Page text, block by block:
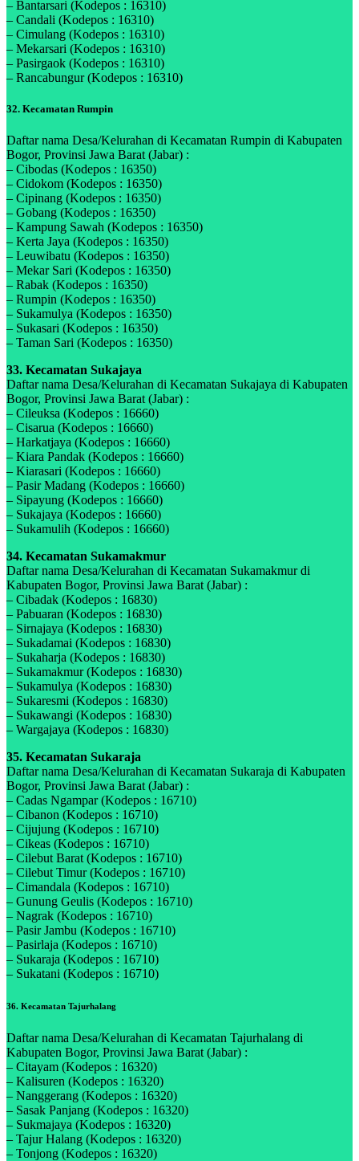
– Bantarsari (Kodepos : 16310)
– Candali (Kodepos : 16310)
– Cimulang (Kodepos : 16310)
– Mekarsari (Kodepos : 16310)
– Pasirgaok (Kodepos : 16310)
– Rancabungur (Kodepos : 16310)
32. Kecamatan Rumpin
Daftar nama Desa/Kelurahan di Kecamatan Rumpin di Kabupaten
Bogor, Provinsi Jawa Barat (Jabar) :
– Cibodas (Kodepos : 16350)
– Cidokom (Kodepos : 16350)
– Cipinang (Kodepos : 16350)
– Gobang (Kodepos : 16350)
– Kampung Sawah (Kodepos : 16350)
– Kerta Jaya (Kodepos : 16350)
– Leuwibatu (Kodepos : 16350)
– Mekar Sari (Kodepos : 16350)
– Rabak (Kodepos : 16350)
– Rumpin (Kodepos : 16350)
– Sukamulya (Kodepos : 16350)
– Sukasari (Kodepos : 16350)
– Taman Sari (Kodepos : 16350)
33. Kecamatan Sukajaya
Daftar nama Desa/Kelurahan di Kecamatan Sukajaya di Kabupaten
Bogor, Provinsi Jawa Barat (Jabar) :
– Cileuksa (Kodepos : 16660)
– Cisarua (Kodepos : 16660)
– Harkatjaya (Kodepos : 16660)
– Kiara Pandak (Kodepos : 16660)
– Kiarasari (Kodepos : 16660)
– Pasir Madang (Kodepos : 16660)
– Sipayung (Kodepos : 16660)
– Sukajaya (Kodepos : 16660)
– Sukamulih (Kodepos : 16660)
34. Kecamatan Sukamakmur
Daftar nama Desa/Kelurahan di Kecamatan Sukamakmur di
Kabupaten Bogor, Provinsi Jawa Barat (Jabar) :
– Cibadak (Kodepos : 16830)
– Pabuaran (Kodepos : 16830)
– Sirnajaya (Kodepos : 16830)
– Sukadamai (Kodepos : 16830)
– Sukaharja (Kodepos : 16830)
– Sukamakmur (Kodepos : 16830)
– Sukamulya (Kodepos : 16830)
– Sukaresmi (Kodepos : 16830)
– Sukawangi (Kodepos : 16830)
– Wargajaya (Kodepos : 16830)
35. Kecamatan Sukaraja
Daftar nama Desa/Kelurahan di Kecamatan Sukaraja di Kabupaten
Bogor, Provinsi Jawa Barat (Jabar) :
– Cadas Ngampar (Kodepos : 16710)
– Cibanon (Kodepos : 16710)
– Cijujung (Kodepos : 16710)
– Cikeas (Kodepos : 16710)
– Cilebut Barat (Kodepos : 16710)
– Cilebut Timur (Kodepos : 16710)
– Cimandala (Kodepos : 16710)
– Gunung Geulis (Kodepos : 16710)
– Nagrak (Kodepos : 16710)
– Pasir Jambu (Kodepos : 16710)
– Pasirlaja (Kodepos : 16710)
– Sukaraja (Kodepos : 16710)
– Sukatani (Kodepos : 16710)
36. Kecamatan Tajurhalang
Daftar nama Desa/Kelurahan di Kecamatan Tajurhalang di
Kabupaten Bogor, Provinsi Jawa Barat (Jabar) :
– Citayam (Kodepos : 16320)
– Kalisuren (Kodepos : 16320)
– Nanggerang (Kodepos : 16320)
– Sasak Panjang (Kodepos : 16320)
– Sukmajaya (Kodepos : 16320)
– Tajur Halang (Kodepos : 16320)
– Tonjong (Kodepos : 16320)